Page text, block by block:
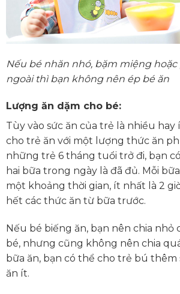
Nếu bé nhăn nhó, bặm miệng hoặc
ngoài thì bạn không nên ép bé ăn
Lượng ăn dặm cho bé:
Tùy vào sức ăn của trẻ là nhiều hay
cho trẻ ăn với một lượng thức ăn
những trẻ 6 tháng tuổi trở đi, bạn
hai bữa trong ngày là đã đủ. Mỗi
một khoảng thời gian, ít nhất là 2
hết các thức ăn từ bữa trước.
Nếu bé biếng ăn, bạn nên chia nhỏ
bé, nhưng cũng không nên chia
bữa ăn, bạn có thể cho trẻ bú thêm
ăn ít.